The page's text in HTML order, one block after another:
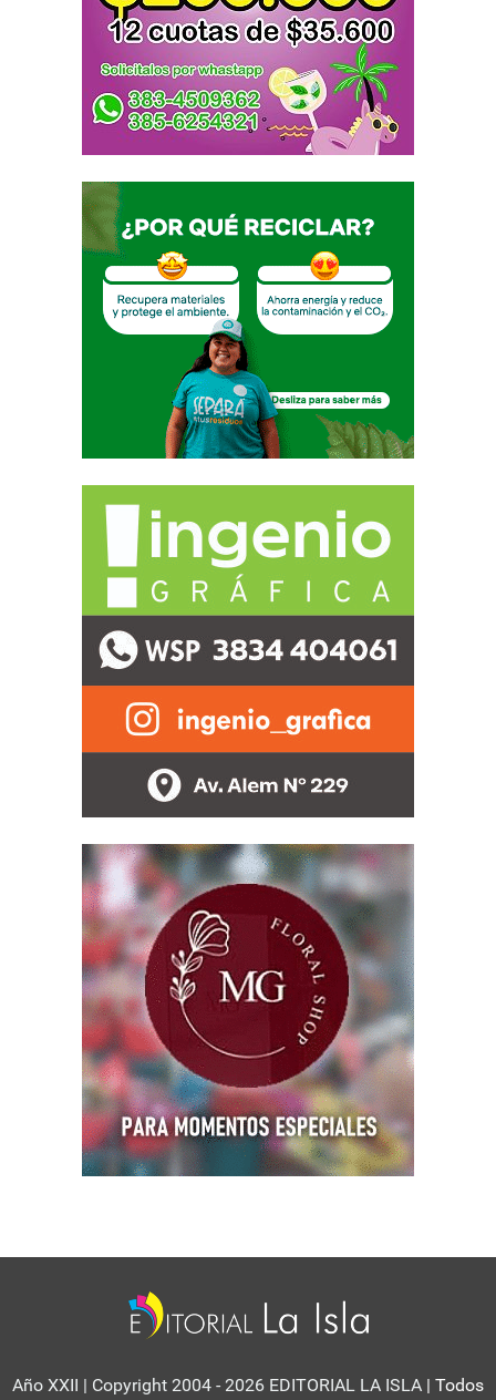
Año XXII | Copyright 2004 - 2026 EDITORIAL LA ISLA | Todos